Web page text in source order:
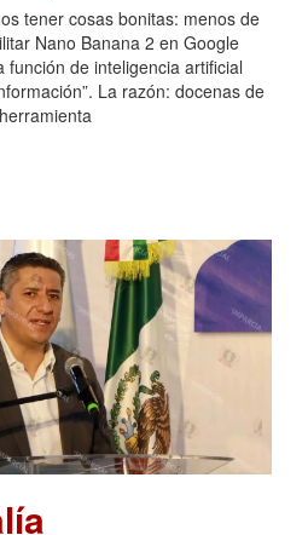
tener cosas bonitas: menos de
Nano Banana 2 en Google
función de inteligencia artificial
La razón: docenas de